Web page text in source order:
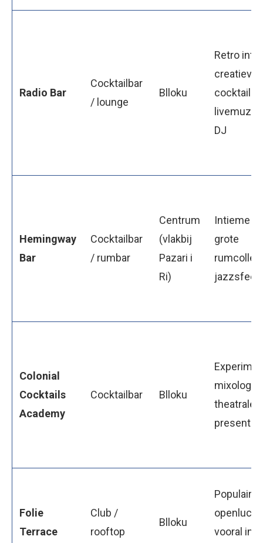
Radio Bar
Cocktailbar
/ lounge
Blloku
Retro
creatieve
cocktails,
DJ
Hemingway
Bar
Cocktailbar
/ rumbar
Centrum
(vlakbij
Pazari i
Ri)
Intieme
grote
jazzsfeer
Colonial
Cocktails
Academy
Cocktailbar Blloku
mixology,
theatrale
Folie
Terrace
Club /
rooftop
Blloku
Populaire
vooral in